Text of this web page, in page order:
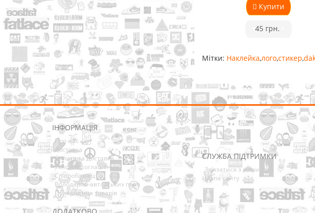
Купити
45 грн.
Мітки: Наклейка,лого,стикер,
ІНФОРМАЦІЯ
Про нас
Доставка
Оплата та Доставка
Условия соглашения
Співробітництво
Володарям авторських прав
Повернення товарів
СЛУЖБА ПІДТРИМКИ
Зв’язатися з нами
Мапа сайту